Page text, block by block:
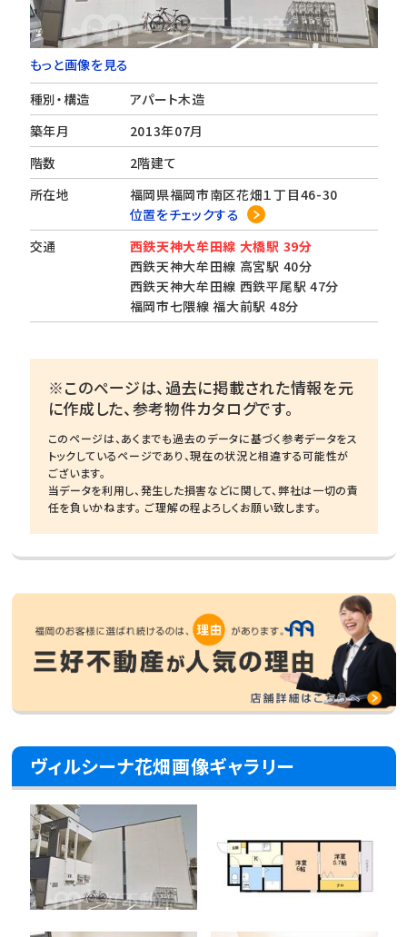
もっと画像を見る
種別・構造
アパート木造
築年月
2013年07月
階数
2階建て
所在地
福岡県福岡市南区花畑１丁目46-30
位置をチェックする
交通
西鉄天神大牟田線 大橋駅 39分
西鉄天神大牟田線 高宮駅 40分
西鉄天神大牟田線 西鉄平尾駅 47分
福岡市七隈線 福大前駅 48分
※このページは、過去に掲載された情報を元
に作成した、参考物件カタログです。
このページは、あくまでも過去のデータに基づく参考データをス
トックしているページであり、現在の状況と相違する可能性が
ございます。
当データを利用し、発生した損害などに関して、弊社は一切の責
任を負いかねます。 ご理解の程よろしくお願い致します。
ヴィルシーナ花畑画像ギャラリー